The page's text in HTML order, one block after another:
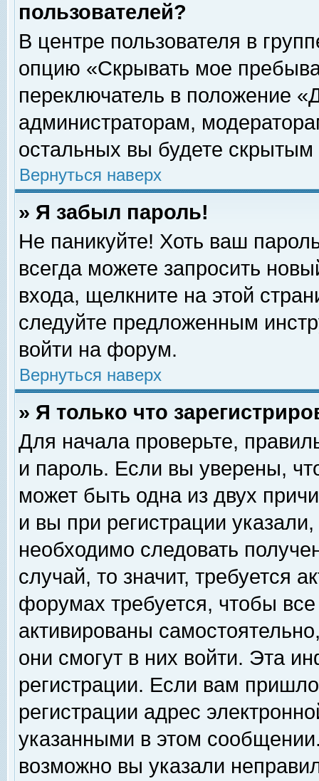
пользователей?
В центре пользователя в
опцию «Скрывать мое
переключатель в положение
администраторам,
остальных вы будете скрытым
Вернуться наверх
» Я забыл пароль!
Не паникуйте! Хоть ваш
всегда можете запросить
входа, щелкните на этой
следуйте предложенным
войти на форум.
Вернуться наверх
» Я только что
Для начала проверьте,
и пароль. Если вы уверены,
может быть одна из двух
и вы при регистрации
необходимо следовать
случай, то значит, требуется
форумах требуется, чтобы
активированы
они смогут в них войти. Эта
регистрации. Если вам
регистрации адрес
указанными в этом
возможно вы указали